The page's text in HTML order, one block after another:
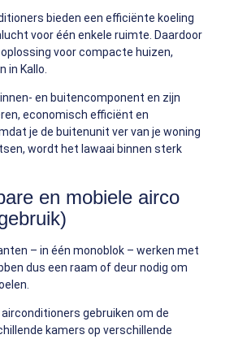
bieden een efficiënte koeling
voor één enkele ruimte. Daardoor
voor compacte huizen,
in Kallo.
en buitencomponent en zijn
economisch efficiënt en
je de buitenunit ver van je woning
wordt het lawaai binnen sterk
en mobiele airco
– in één monoblok – werken met
dus een raam of deur nodig om
gebruiken om de
kamers op verschillende